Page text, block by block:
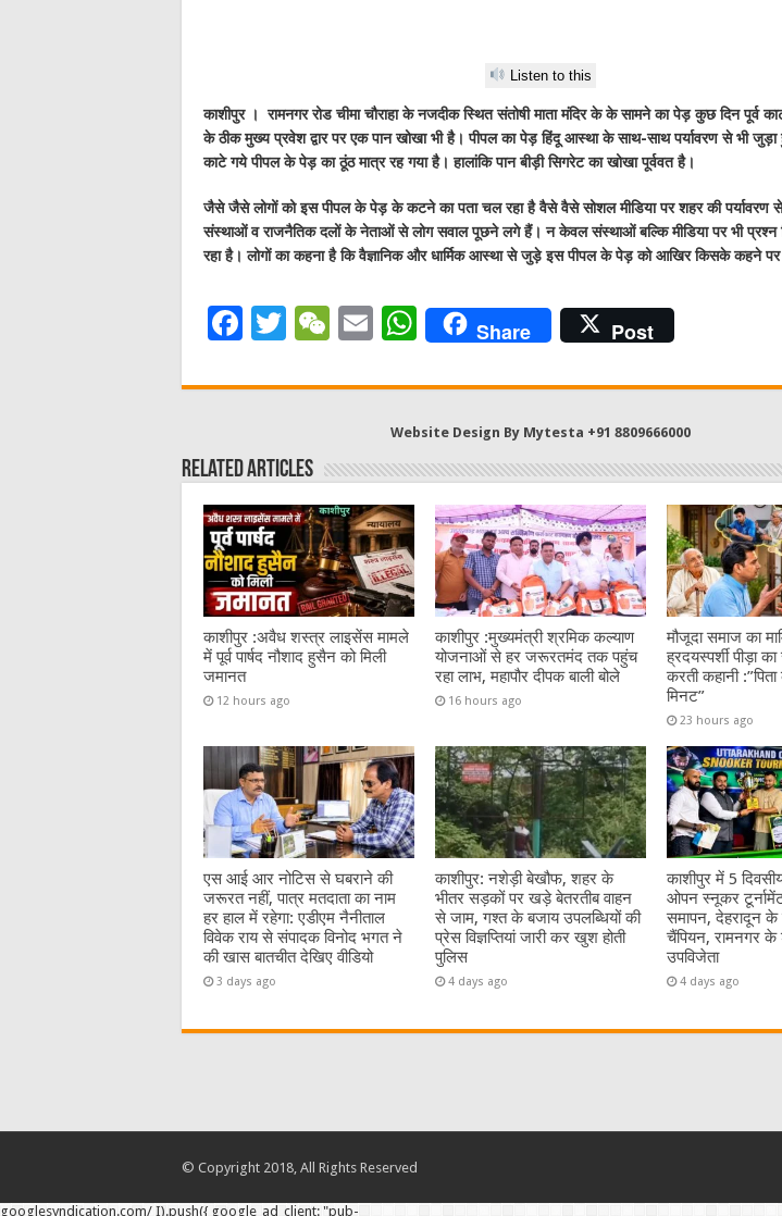
Listen to this
काशीपुर । रामनगर रोड चीमा चौराहा के नजदीक स्थित संतोषी माता मंदिर के के सामने का पेड़ कुछ दिन पूर्व
के ठीक मुख्य प्रवेश द्वार पर एक पान खोखा भी है। पीपल का पेड़ हिंदू आस्था के साथ-साथ पर्यावरण से भी
काटे गये पीपल के पेड़ का ठूंठ मात्र रह गया है। हालांकि पान बीड़ी सिगरेट का खोखा पूर्ववत है।
जैसे जैसे लोगों को इस पीपल के पेड़ के कटने का पता चल रहा है वैसे वैसे सोशल मीडिया पर शहर की पर्यावरण
संस्थाओं व राजनैतिक दलों के नेताओं से लोग सवाल पूछने लगे हैं। न केवल संस्थाओं बल्कि मीडिया पर भी प्रश्न
रहा है। लोगों का कहना है कि वैज्ञानिक और धार्मिक आस्था से जुड़े इस पीपल के पेड़ को आखिर किसके कहने पर
F
c
b
o
o
k
T
it
r
W
C
at
E
ai
W
at
s
A
p
p
Share Post
Website Design By Mytesta +91 8809666000
Related Articles
काशीपुर :अवैध शस्त्र लाइसेंस मामले
में पूर्व पार्षद नौशाद हुसैन को मिली
जमानत
12 hours ago
काशीपुर :मुख्यमंत्री श्रमिक कल्याण
योजनाओं से हर जरूरतमंद तक पहुंच
रहा लाभ, महापौर दीपक बाली बोले
16 hours ago
मौजूदा समाज का
ह्रदयस्पर्शी पीड़ा
करती कहानी
मिनट”
23 hours ago
एस आई आर नोटिस से घबराने की
जरूरत नहीं, पात्र मतदाता का नाम
हर हाल में रहेगा: एडीएम नैनीताल
विवेक राय से संपादक विनोद भगत ने
की खास बातचीत देखिए वीडियो
3 days ago
काशीपुर: नशेड़ी बेखौफ, शहर के
भीतर सड़कों पर खड़े बेतरतीब वाहन
से जाम, गश्त के बजाय उपलब्धियों की
प्रेस विज्ञप्तियां जारी कर खुश होती
पुलिस
4 days ago
काशीपुर में 5
ओपन स्नूकर
समापन, देहरादून के
चैंपियन, रामनगर
उपविजेता
4 days ago
© Copyright 2018, All Rights Reserved
googlesyndication.com/ I).push({ google_ad_client: "pub-